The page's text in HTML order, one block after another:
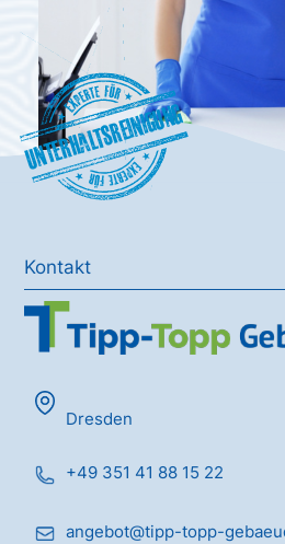
Unterhaltsreinigung
Kontakt
Dresden
+49 351 41 88 15 22
angebot@tipp-topp-